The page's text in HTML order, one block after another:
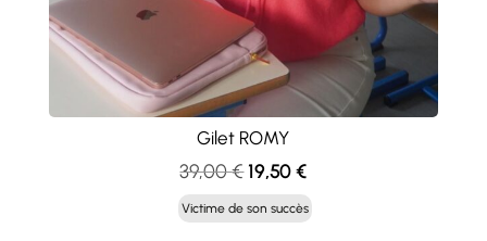
Gilet ROMY
39,00€ Le
prix
initial
19,50€Le
prix
actuel
Victime de son succès